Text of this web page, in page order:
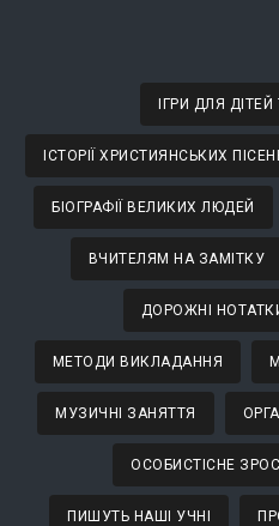
ІГРИ ДЛЯ
ІСТОРІЇ ХРИСТИЯНСЬКИХ
БІОГРАФІЇ ВЕЛИКИХ ЛЮДЕЙ
ВЧИТЕЛЯМ НА ЗАМІТКУ
ДОРОЖНІ
МЕТОДИ ВИКЛАДАННЯ
МУЗИЧНІ ЗАНЯТТЯ
ОСОБИСТІСНЕ
ПИШУТЬ НАШІ УЧНІ